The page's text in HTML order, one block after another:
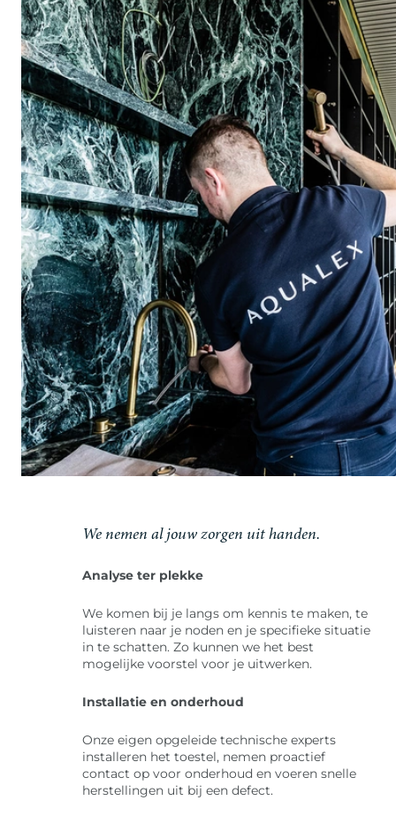
We nemen al jouw zorgen uit handen.
Analyse ter plekke
We komen bij je langs om kennis te maken, te
luisteren naar je noden en je specifieke situatie
in te schatten. Zo kunnen we het best
mogelijke voorstel voor je uitwerken.
Installatie en onderhoud
Onze eigen opgeleide technische experts
installeren het toestel, nemen proactief
contact op voor onderhoud en voeren snelle
herstellingen uit bij een defect.